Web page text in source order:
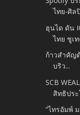
ไทย-ศิล
ฮุนได ดัน
ไทย ชูเท
ก้าวสำคัญ
บริว...
SCB
สิทธิปร
“ไทรอัมพ์